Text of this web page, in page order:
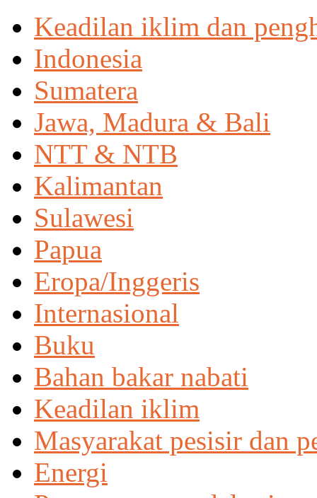
Keadilan iklim dan
Indonesia
Sumatera
Jawa, Madura & Bali
NTT & NTB
Kalimantan
Sulawesi
Papua
Eropa/Inggeris
Internasional
Buku
Bahan bakar nabati
Keadilan iklim
Masyarakat pesisir dan
Energi